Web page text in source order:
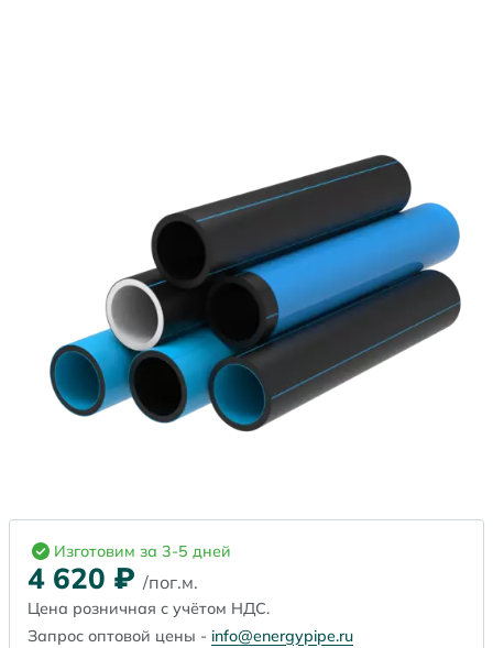
Изготовим за 3-5 дней
4 620 ₽ /пог.м.
Цена розничная с учётом НДС.
Запрос оптовой цены - info@energypipe.ru